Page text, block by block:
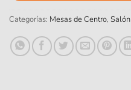
Categorías: Mesas de Centro, Salón